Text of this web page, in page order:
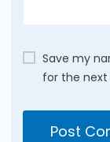
Save my
for the